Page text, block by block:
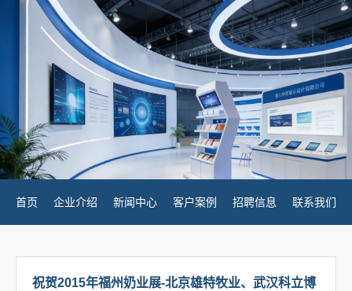
首页 企业介绍 新闻中心 客户案例 招聘信息 联系我们
祝贺2015年福州奶业展-北京雄特牧业、武汉科立博